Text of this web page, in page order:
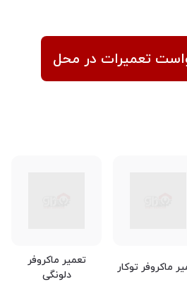
تعمیرات در محل
ماکروفر توکار
تعمیر ماکروفر
دلونگی